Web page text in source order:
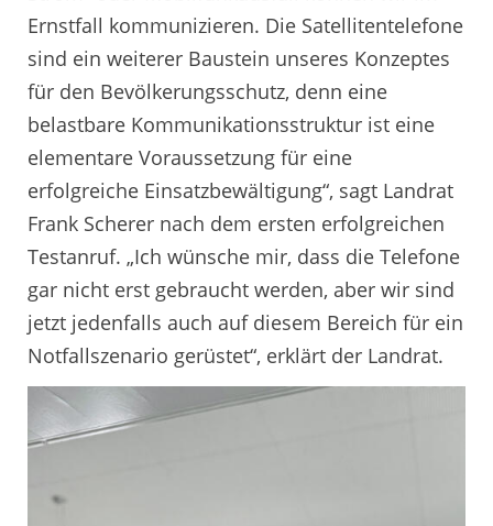
Ernstfall kommunizieren. Die Satellitentelefone
sind ein weiterer Baustein unseres Konzeptes
für den Bevölkerungsschutz, denn eine
belastbare Kommunikationsstruktur ist eine
elementare Voraussetzung für eine
erfolgreiche Einsatzbewältigung“, sagt Landrat
Frank Scherer nach dem ersten erfolgreichen
Testanruf. „Ich wünsche mir, dass die Telefone
gar nicht erst gebraucht werden, aber wir sind
jetzt jedenfalls auch auf diesem Bereich für ein
Notfallszenario gerüstet“, erklärt der Landrat.